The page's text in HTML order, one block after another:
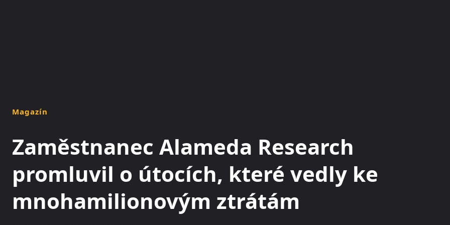
Magazín
Zaměstnanec Alameda Research
promluvil o útocích, které vedly ke
mnohamilionovým ztrátám